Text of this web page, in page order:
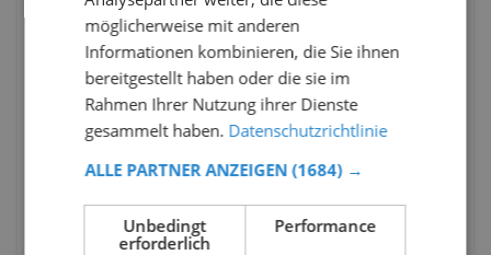
möglicherweise mit anderen
Informationen kombinieren, die Sie ihnen
bereitgestellt haben oder die sie im
Rahmen Ihrer Nutzung ihrer Dienste
gesammelt haben. Datenschutzrichtlinie
ALLE PARTNER ANZEIGEN (1684) →
Unbedingt
erforderlich
Performance